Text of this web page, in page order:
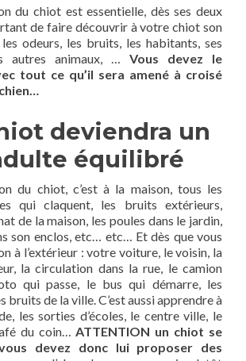
du chiot est essentielle, dès ses deux
de faire découvrir à votre chiot son
odeurs, les bruits, les habitants, ses
autres animaux, … Vous devez le
tout ce qu’il sera amené à croisé
deviendra un
équilibré
du chiot, c’est à la maison, tous les
qui claquent, les bruits extérieurs,
de la maison, les poules dans le jardin,
son enclos, etc… etc… Et dès que vous
à l’extérieur : votre voiture, le voisin, la
la circulation dans la rue, le camion
qui passe, le bus qui démarre, les
bruits de la ville. C’est aussi apprendre à
les sorties d’écoles, le centre ville, le
du coin…ATTENTION un chiot se
devez donc lui proposer des